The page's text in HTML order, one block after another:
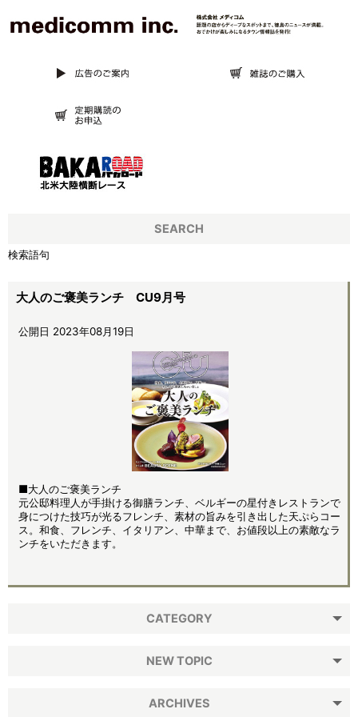
大人のご褒美ランチ CU9月号
公開日 2023年08月19日
■大人のご褒美ランチ
元公邸料理人が手掛ける御膳ランチ、ベルギーの星付きレストランで
身につけた技巧が光るフレンチ、素材の旨みを引き出した天ぷらコー
ス。和食、フレンチ、イタリアン、中華まで、お値段以上の素敵なラ
ンチをいただきます。
CATEGORY
NEW TOPIC
ARCHIVES
SEARCH
検索語句